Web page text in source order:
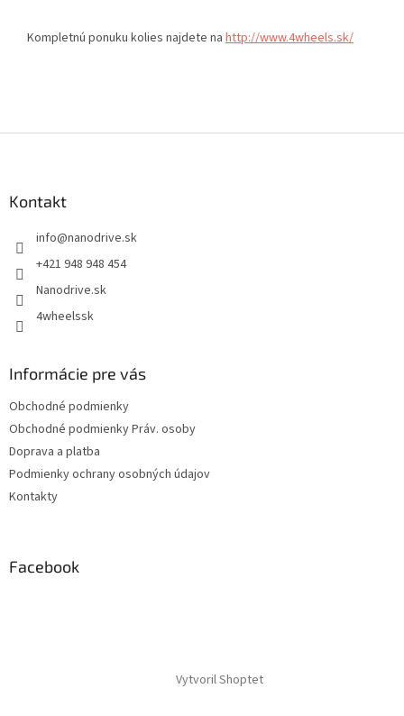
Kompletnú ponuku kolies najdete na http://www.4wheels.sk/
Kontakt
info@nanodrive.sk
+421 948 948 454
Nanodrive.sk
4wheelssk
Informácie pre vás
Obchodné podmienky
Obchodné podmienky Práv. osoby
Doprava a platba
Podmienky ochrany osobných údajov
Kontakty
Facebook
Vytvoril Shoptet